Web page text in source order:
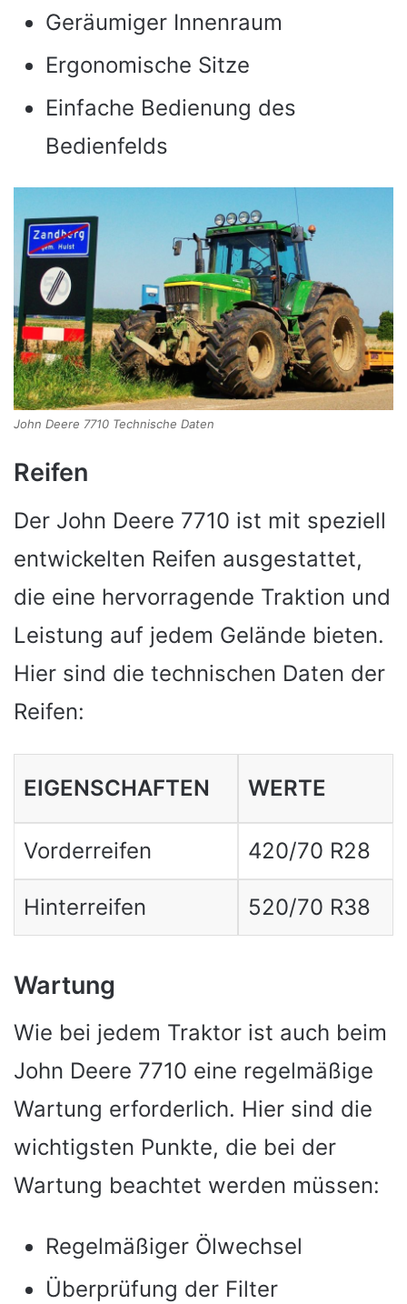
Geräumiger Innenraum
Ergonomische Sitze
Einfache Bedienung des
Bedienfelds
John Deere 7710 Technische Daten
Reifen
Der John Deere 7710 ist mit speziell
entwickelten Reifen ausgestattet,
die eine hervorragende Traktion und
Leistung auf jedem Gelände bieten.
Hier sind die technischen Daten der
Reifen:
EIGENSCHAFTEN WERTE
Vorderreifen 420/70 R28
Hinterreifen 520/70 R38
Wartung
Wie bei jedem Traktor ist auch beim
John Deere 7710 eine regelmäßige
Wartung erforderlich. Hier sind die
wichtigsten Punkte, die bei der
Wartung beachtet werden müssen:
Regelmäßiger Ölwechsel
Überprüfung der Filter